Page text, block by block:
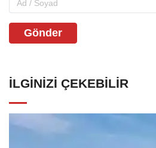
Gönder
İLGINIZI ÇEKEBILIR